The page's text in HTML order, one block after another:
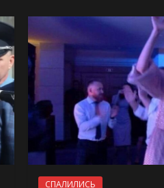
СПАЛИЛИСЬ